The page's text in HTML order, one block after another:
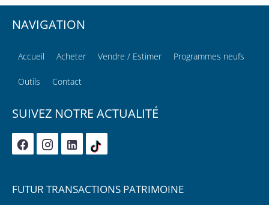
NAVIGATION
Accueil Acheter Vendre / Estimer Programmes neufs
Outils Contact
SUIVEZ NOTRE ACTUALITÉ
FUTUR TRANSACTIONS PATRIMOINE